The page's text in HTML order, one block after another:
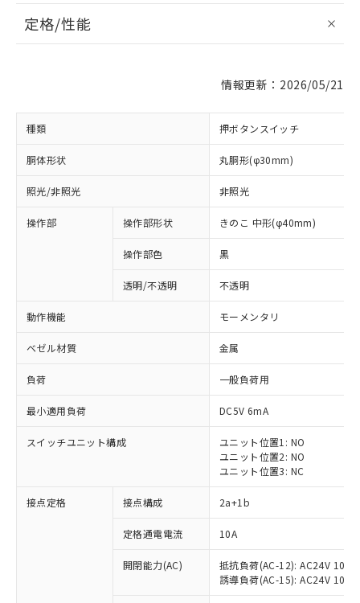
定格/性能
情報更新：2026/05/21
種類 押ボタンスイッチ
胴体形状 丸胴形(φ30mm)
照光/非照光 非照光
操作部 操作部形状 きのこ 中形(φ40mm)
操作部色 黒
透明/不透明 不透明
動作機能 モーメンタリ
ベゼル材質 金属
負荷 一般負荷用
最小適用負荷 DC5V 6mA
スイッチユニット構成
ユニット位置1: NO
ユニット位置2: NO
ユニット位置3: NC
接点定格 接点構成 2a+1b
定格通電電流 10A
開閉能力(AC)
抵抗負荷(AC-12): AC24V 10A/
誘導負荷(AC-15): AC24V
※1 対応状況
対応済み：EU RoHS指令（10物質）の
非含有に対応した製品が提供可能な商品で
対応予定：EU RoHS指令（10物質）の非含